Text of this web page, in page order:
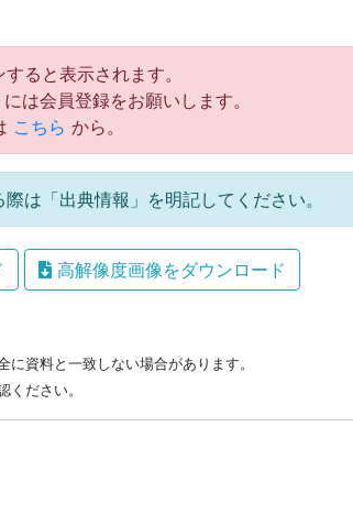
ると表示されます。
は会員登録をお願いします。
こちら から。
は「出典情報」を明記してください。
高解像度画像をダウンロード
資料と一致しない場合があります。
ください。